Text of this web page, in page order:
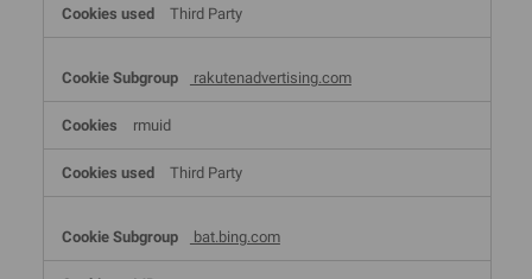
Third Party
rakutenadvertising.com
rmuid
Third Party
bat.bing.com